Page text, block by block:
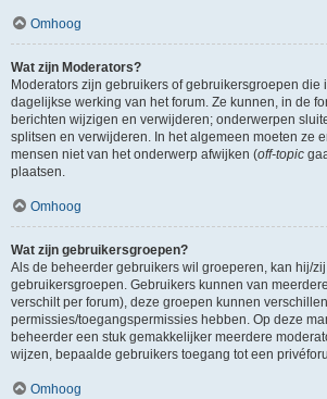
Omhoog
Wat zijn Moderators?
Moderators zijn gebruikers of gebruikersgroepen die
dagelijkse werking van het forum. Ze kunnen, in de
berichten wijzigen en verwijderen; onderwerpen
splitsen en verwijderen. In het algemeen moeten ze
mensen niet van het onderwerp afwijken (off-topic
plaatsen.
Omhoog
Wat zijn gebruikersgroepen?
Als de beheerder gebruikers wil groeperen, kan hij/
gebruikersgroepen. Gebruikers kunnen van
verschilt per forum), deze groepen kunnen
permissies/toegangspermissies hebben. Op deze
beheerder een stuk gemakkelijker meerdere
wijzen, bepaalde gebruikers toegang tot een
Omhoog